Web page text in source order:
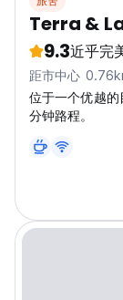
Terra &
9.3近乎完
距市中心
位于一个优越
分钟路程。